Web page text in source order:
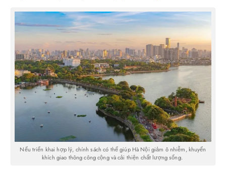
Nếu triển khai hợp lý, chính sách có thể giúp Hà Nội giảm ô nhiễm, khuyến
khích giao thông công cộng và cải thiện chất lượng sống.